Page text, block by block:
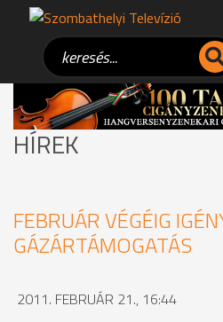
HÍREK
FEBRUÁR VÉGÉIG
GÁZÁRTÁMOGATÁS
2011. FEBRUÁR 21., 16:44